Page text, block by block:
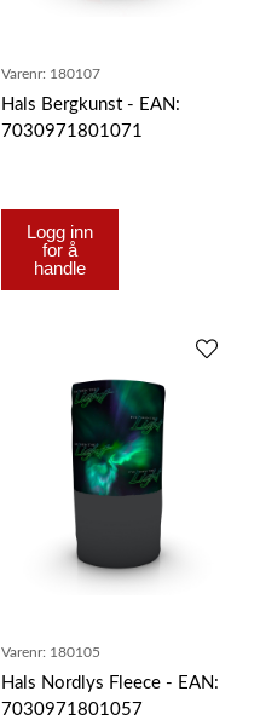
Varenr: 180107
Hals Bergkunst - EAN:
7030971801071
Logg inn
for å
handle
Varenr: 180105
Hals Nordlys Fleece - EAN:
7030971801057